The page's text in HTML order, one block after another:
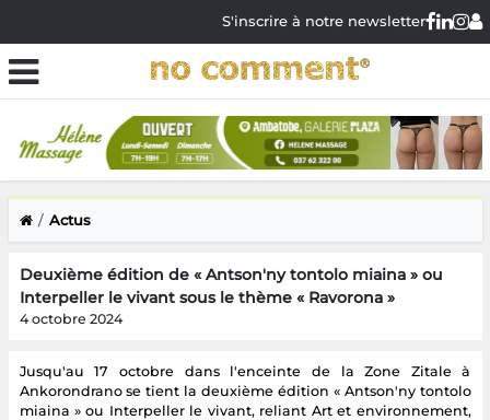
S'inscrire à notre newsletter
Actus
Deuxième édition de « Antson'ny tontolo miaina » ou
Interpeller le vivant sous le thème « Ravorona »
4 octobre 2024
Jusqu'au 17 octobre dans l'enceinte de la Zone Zitale à
Ankorondrano se tient la deuxième édition « Antson'ny tontolo
miaina » ou Interpeller le vivant, reliant Art et environnement,